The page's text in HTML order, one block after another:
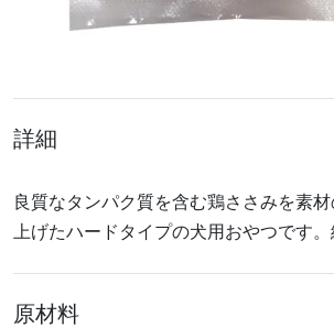
詳細
良質なタンパク質を含む鶏ささみを素
上げたハードタイプの犬用おやつです。
原材料